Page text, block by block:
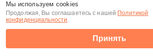
Мы используем cookies
Продолжая, Вы соглашаетесь с нашей Политикой
конфиденциальности.
Принять